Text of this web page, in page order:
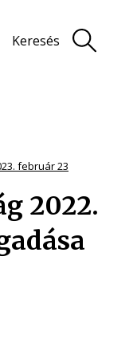
Keresés
február 23
2022.